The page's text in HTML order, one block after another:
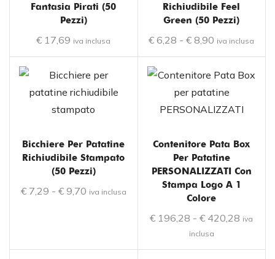
Fantasia Pirati (50
Pezzi)
€ 17,69 iva inclusa
Richiudibile Feel
Green (50 Pezzi)
€ 6,28 - € 8,90 iva inclusa
Bicchiere Per Patatine
Richiudibile Stampato
(50 Pezzi)
€7,29 - €9,70 iva inclusa
Contenitore Pata Box
Per Patatine
PERSONALIZZATI Con
Stampa Logo A 1
Colore
€ 196,28 - € 420,28 iva
inclusa